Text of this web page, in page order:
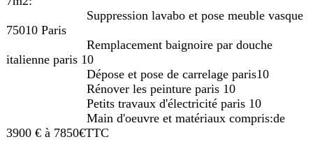
Suppression lavabo et pose meuble vasque
75010 Paris
Remplacement baignoire par douche
italienne paris 10
Dépose et pose de carrelage paris10
Rénover les peinture paris 10
Petits travaux d'électricité paris 10
Main d'oeuvre et matériaux compris:de
3900 € à 7850€TTC